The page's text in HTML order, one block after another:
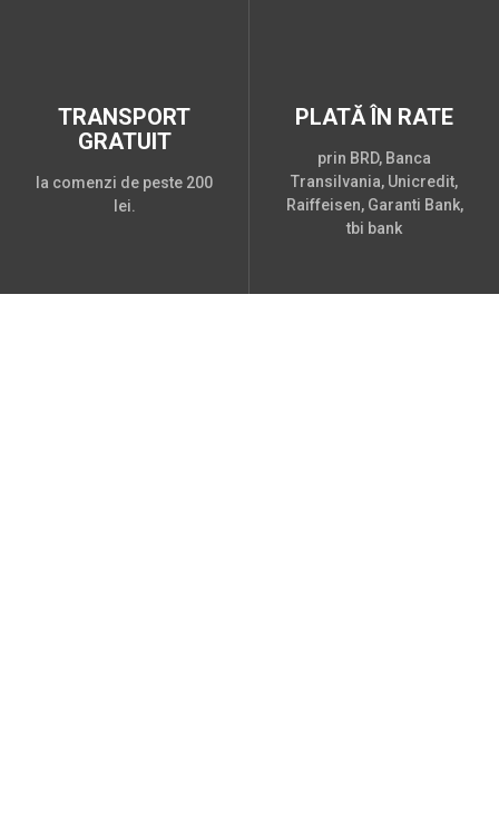
TRANSPORT
GRATUIT
la comenzi de peste 200
lei.
PLATĂ ÎN RATE
prin BRD, Banca
Transilvania, Unicredit,
Raiffeisen, Garanti Bank,
tbi bank